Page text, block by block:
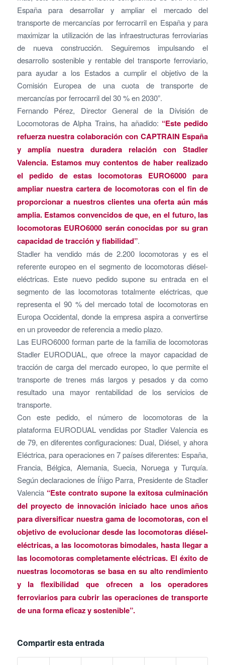
España para desarrollar y ampliar el mercado del
transporte de mercancías por ferrocarril en España y para
maximizar la utilización de las infraestructuras ferroviarias
de nueva construcción. Seguiremos impulsando el
desarrollo sostenible y rentable del transporte ferroviario,
para ayudar a los Estados a cumplir el objetivo de la
Comisión Europea de una cuota de transporte de
mercancías por ferrocarril del 30 % en 2030”.
Fernando Pérez, Director General de la División de
Locomotoras de Alpha Trains, ha añadido: “Este pedido
refuerza nuestra colaboración con CAPTRAIN España
y amplía nuestra duradera relación con Stadler
Valencia. Estamos muy contentos de haber realizado
el pedido de estas locomotoras EURO6000 para
ampliar nuestra cartera de locomotoras con el fin de
proporcionar a nuestros clientes una oferta aún más
amplia. Estamos convencidos de que, en el futuro, las
locomotoras EURO6000 serán conocidas por su gran
capacidad de tracción y fiabilidad”.
Stadler ha vendido más de 2.200 locomotoras y es el
referente europeo en el segmento de locomotoras diésel-
eléctricas. Este nuevo pedido supone su entrada en el
segmento de las locomotoras totalmente eléctricas, que
representa el 90 % del mercado total de locomotoras en
Europa Occidental, donde la empresa aspira a convertirse
en un proveedor de referencia a medio plazo.
Las EURO6000 forman parte de la familia de locomotoras
Stadler EURODUAL, que ofrece la mayor capacidad de
tracción de carga del mercado europeo, lo que permite el
transporte de trenes más largos y pesados y da como
resultado una mayor rentabilidad de los servicios de
transporte.
Con este pedido, el número de locomotoras de la
plataforma EURODUAL vendidas por Stadler Valencia es
de 79, en diferentes configuraciones: Dual, Diésel, y ahora
Eléctrica, para operaciones en 7 países diferentes: España,
Francia, Bélgica, Alemania, Suecia, Noruega y Turquía.
Según declaraciones de Íñigo Parra, Presidente de Stadler
Valencia “Este contrato supone la exitosa culminación
del proyecto de innovación iniciado hace unos años
para diversificar nuestra gama de locomotoras, con el
objetivo de evolucionar desde las locomotoras diésel-
eléctricas, a las locomotoras bimodales, hasta llegar a
las locomotoras completamente eléctricas. El éxito de
nuestras locomotoras se basa en su alto rendimiento
y la flexibilidad que ofrecen a los operadores
ferroviarios para cubrir las operaciones de transporte
de una forma eficaz y sostenible”.
Compartir esta entrada